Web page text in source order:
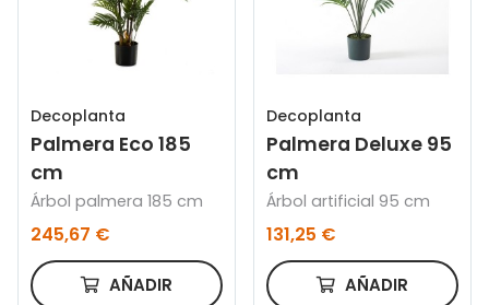
Decoplanta
Palmera Eco 185
cm
Árbol palmera 185 cm
245,67 €
AÑADIR
Decoplanta
Palmera Deluxe 95
cm
Árbol artificial 95 cm
131,25 €
AÑADIR